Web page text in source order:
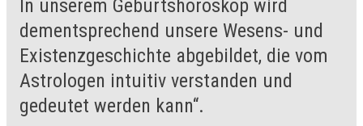
In unserem Geburtshoroskop wird
dementsprechend unsere Wesens- und
Existenzgeschichte abgebildet, die vom
Astrologen intuitiv verstanden und
gedeutet werden kann“.